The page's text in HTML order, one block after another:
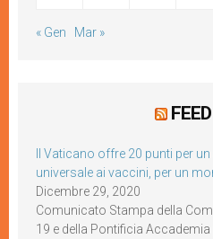
« Gen Mar »
Il Vaticano offre 20 punti per
universale ai vaccini, per un
Dicembre 29, 2020
Comunicato Stampa della
19 e della Pontificia Accademia